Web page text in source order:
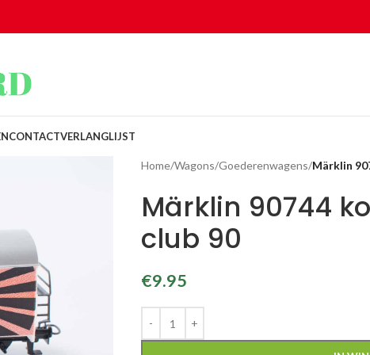
CONTACTVERLANGLIJST
Home/Wagons/Goederenwagens/Märklin
Märklin 90744
club 90
€9.95